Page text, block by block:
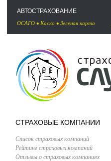
АВТОСТРАХОВАНИЕ
ОСАГО • Каско • Зеленая карта
СТРАХОВЫЕ КОМПАНИИ
Список страховых компаний
Рейтинг страховых компаний
Отзывы о страховых компаниях